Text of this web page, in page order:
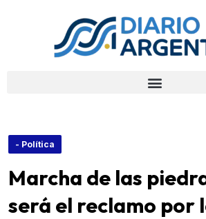
- Política
Marcha de las
será el reclamo por